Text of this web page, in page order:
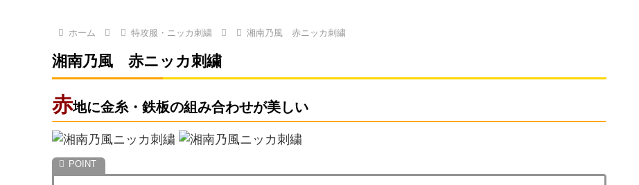
ホーム 特攻服・ニッカ刺繍 湘南乃風 赤ニッカ刺繍
湘南乃風 赤ニッカ刺繍
赤地に金糸・鉄板の組み合わせが美しい